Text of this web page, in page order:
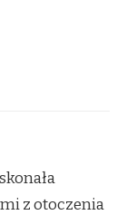
z otoczenia